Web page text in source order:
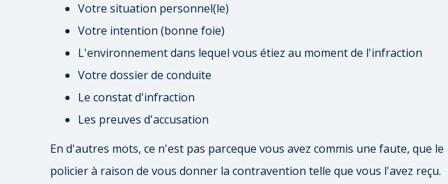
Votre situation personnel(le)
Votre intention (bonne foie)
L'environnement dans lequel vous étiez au moment de l'infraction
Votre dossier de conduite
Le constat d'infraction
Les preuves d'accusation
En d'autres mots, ce n'est pas parceque vous avez commis une faute, que le
policier à raison de vous donner la contravention telle que vous l'avez reçu.